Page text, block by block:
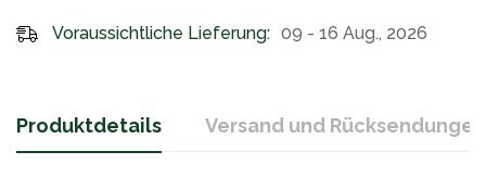
Voraussichtliche Lieferung: 09 - 16 Aug., 2026
Produktdetails Versand und Rücksendungen